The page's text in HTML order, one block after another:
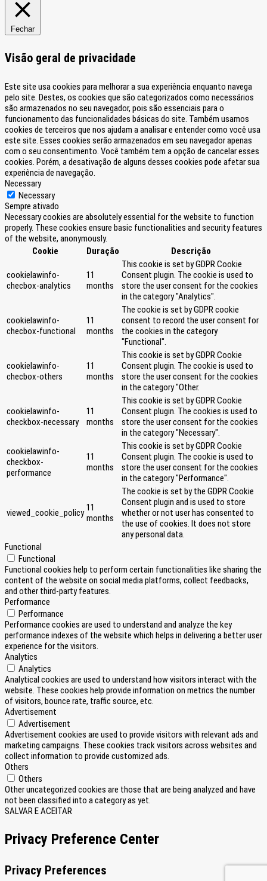
Fechar
Visão geral de privacidade
Este site usa cookies para melhorar a sua experiência enquanto navega
pelo site. Destes, os cookies que são categorizados como necessários
são armazenados no seu navegador, pois são essenciais para o
funcionamento das funcionalidades básicas do site. Também usamos
cookies de terceiros que nos ajudam a analisar e entender como você usa
este site. Esses cookies serão armazenados em seu navegador apenas
com o seu consentimento. Você também tem a opção de cancelar esses
cookies. Porém, a desativação de alguns desses cookies pode afetar sua
experiência de navegação.
Necessary
Necessary
Sempre ativado
Necessary cookies are absolutely essential for the website to function
properly. These cookies ensure basic functionalities and security features
of the website, anonymously.
Cookie
Duração Descrição
cookielawinfo-
checbox-analytics
11
months
This cookie is set by GDPR Cookie
Consent plugin. The cookie is used to
store the user consent for the cookies
in the category "Analytics".
cookielawinfo-
checbox-functional
11
months
The cookie is set by GDPR cookie
consent to record the user consent for
the cookies in the category
"Functional".
cookielawinfo-
checbox-others
11
months
This cookie is set by GDPR Cookie
Consent plugin. The cookie is used to
store the user consent for the cookies
in the category "Other.
cookielawinfo-
checkbox-necessary
11
months
This cookie is set by GDPR Cookie
Consent plugin. The cookies is used to
store the user consent for the cookies
in the category "Necessary".
cookielawinfo-
checkbox-
performance
11
months
This cookie is set by GDPR Cookie
Consent plugin. The cookie is used to
store the user consent for the cookies
in the category "Performance".
viewed_cookie_policy 11
months
The cookie is set by the GDPR Cookie
Consent plugin and is used to store
whether or not user has consented to
the use of cookies. It does not store
any personal data.
Functional
Functional
Functional cookies help to perform certain functionalities like sharing the
content of the website on social media platforms, collect feedbacks,
and other third-party features.
Performance
Performance
Performance cookies are used to understand and analyze the key
performance indexes of the website which helps in delivering a better user
experience for the visitors.
Analytics
Analytics
Analytical cookies are used to understand how visitors interact with the
website. These cookies help provide information on metrics the number
of visitors, bounce rate, traffic source, etc.
Advertisement
Advertisement
Advertisement cookies are used to provide visitors with relevant ads and
marketing campaigns. These cookies track visitors across websites and
collect information to provide customized ads.
Others
Others
Other uncategorized cookies are those that are being analyzed and have
not been classified into a category as yet.
SALVAR E ACEITAR
Privacy Preference Center
Privacy Preferences